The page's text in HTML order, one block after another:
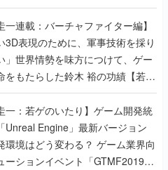
いたり最終回】
一連載：バーチャファイター編】
3D表現のために、軍事技術を採り
」世界情勢を味方につけて、ゲー
をもたらした鈴木 裕の功績【若ゲ
】
一：若ゲのいたり】ゲーム開発統
Unreal Engine」最新バージョン
環境はどう変わる？ ゲーム業界向
ーションイベント「GTMF2019」